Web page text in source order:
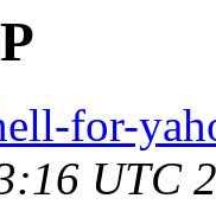
for-
UTC